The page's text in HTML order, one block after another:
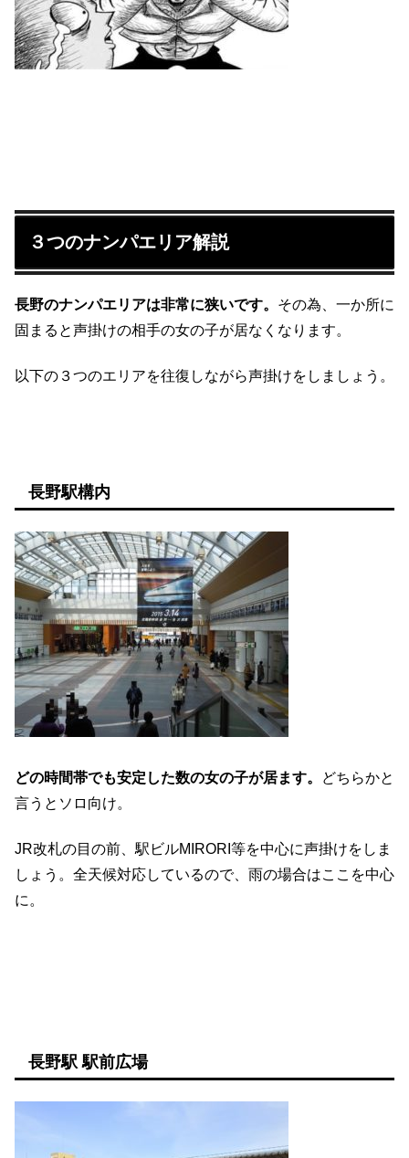
３つのナンパエリア解説
長野のナンパエリアは非常に狭いです。 その為、一か所に
固まると声掛けの相手の女の子が居なくなります。
以下の３つのエリアを往復しながら声掛けをしましょう。
長野駅構内
どの時間帯でも安定した数の女の子が居ます。
どちらかと
言うとソロ向け。
JR改札の目の前、駅ビルMIRORI等を中心に声掛けをしま
しょう。全天候対応しているので、雨の場合はここを中心
に。
長野駅 駅前広場